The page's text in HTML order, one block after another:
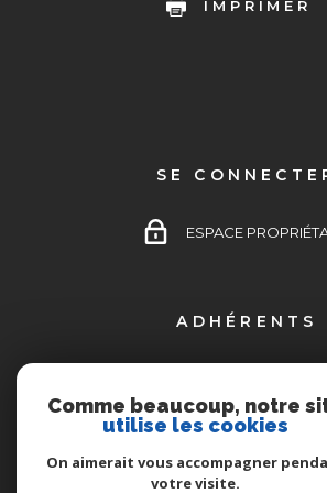
IMPRIMER
SE
ESPACE
ADHÉRENTS
Comme beaucoup, notre
utilise les cookies
On aimerait vous accompagner
votre visite.